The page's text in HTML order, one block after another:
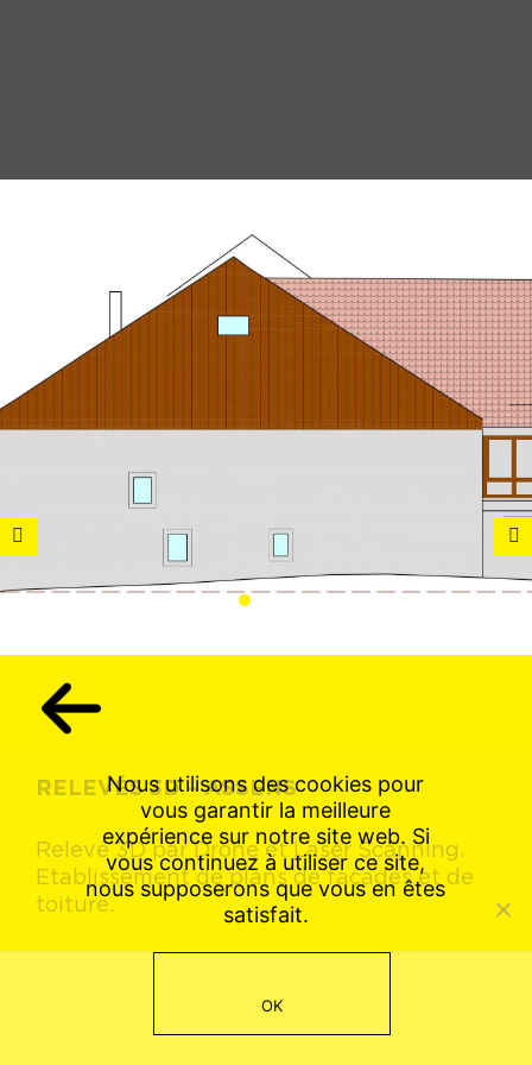
RELEVÉS 3D – ASSENS
Relevé 3D par Drone et Laser Scanning.
Etablissement de plans de façades et de
toiture.
Nous utilisons des cookies pour
vous garantir la meilleure
expérience sur notre site web. Si
vous continuez à utiliser ce site,
nous supposerons que vous en êtes
satisfait.
OK